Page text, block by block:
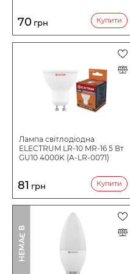
70 грн Купити
Лампа світлодіодна
ELECTRUM LR-10 MR-16 5 Вт
GU10 4000K (A-LR-0071)
81 грн Купити
Н
Е
М
А
Є
В
Н
А
Я
В
Н
О
С
Т